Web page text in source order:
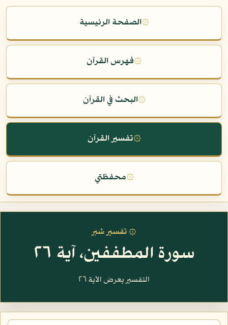
۞الصفحة الرئيسية
۞فهرس القرآن
۞البحث في القرآن
۞تفسير القرآن
۞محفظتي
۞ تفسير شبر
سورة المطففين، آية ٢٦
التفسير يعرض الآية ٢٦